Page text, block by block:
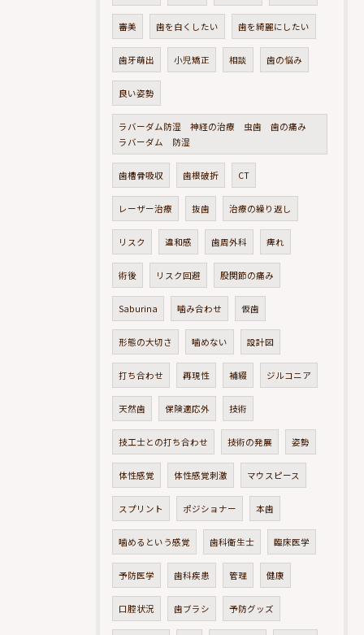
審美 歯を白くしたい 歯を綺麗にしたい
歯牙萌出 小児矯正 相談 歯の悩み
良い姿勢
ラバーダム防湿 神経の治療 虫歯 歯の痛み
ラバーダム 防湿
歯槽骨吸収 歯根破折 CT
レーザー治療 抜歯 治療の繰り返し
リスク 違和感 歯周外科 痺れ
術後 リスク回避 股関節の痛み
Saburina 噛み合わせ 仮歯
形態の大切さ 噛めない 設計図
打ち合わせ 再現性 補綴 ジルコニア
天然歯 保険適応外 技術
技工士との打ち合わせ 技術の発展 姿勢
体性感覚 体性感覚刺激 マウスピース
スプリント ポジショナー 本歯
噛めるという感覚 歯科衛生士 臨床医学
予防医学 歯科疾患 管理 健康
口腔状況 歯ブラシ 予防グッズ